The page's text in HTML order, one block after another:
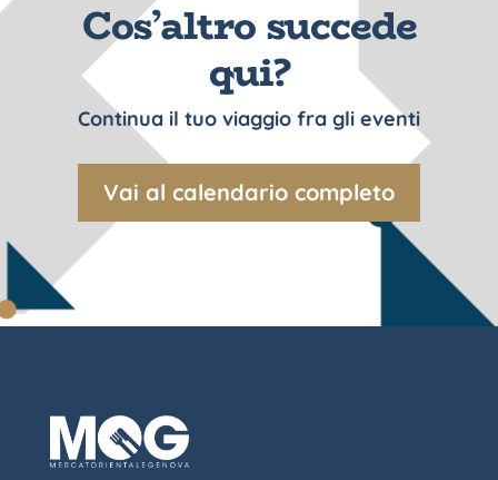
Cos’altro succede
qui?
Continua il tuo viaggio fra gli eventi
Vai al calendario completo